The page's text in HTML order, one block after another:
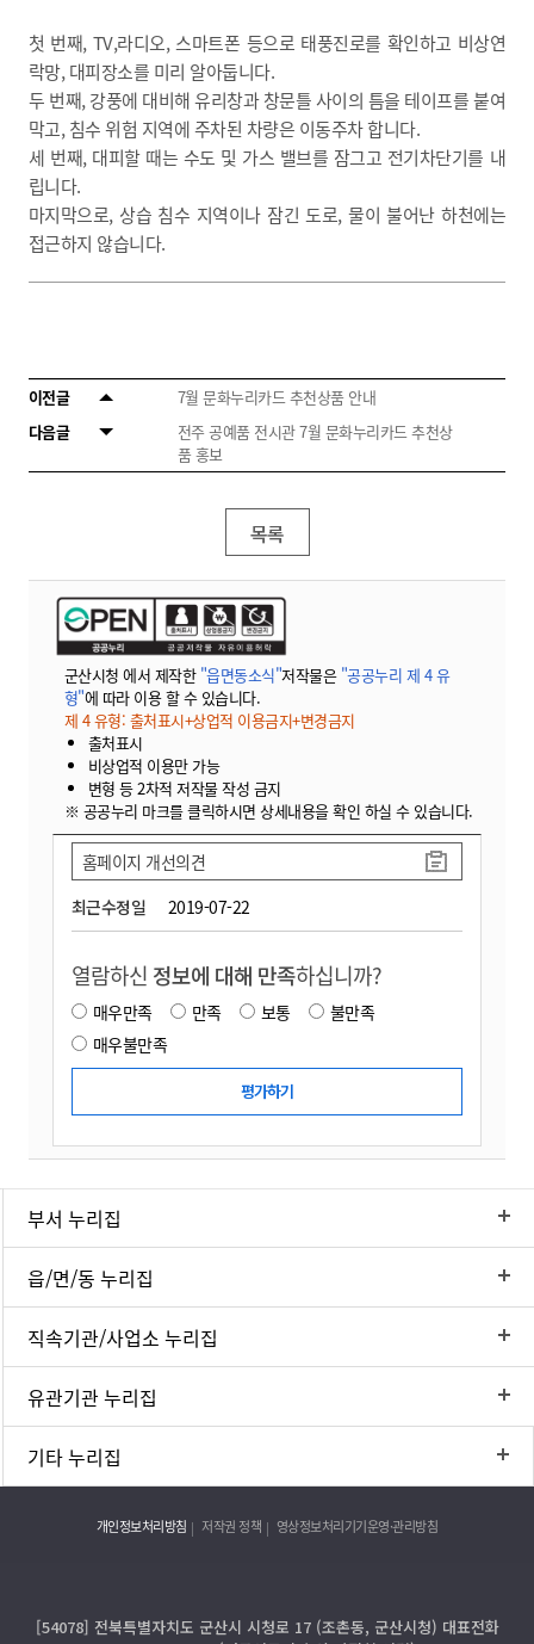
첫 번째, TV,라디오, 스마트폰 등으로 태풍진로를 확인하고 비상연
락망, 대피장소를 미리 알아둡니다.
두 번째, 강풍에 대비해 유리창과 창문틀 사이의 틈을 테이프를 붙여
막고, 침수 위험 지역에 주차된 차량은 이동주차 합니다.
세 번째, 대피할 때는 수도 및 가스 밸브를 잠그고 전기차단기를 내
립니다.
마지막으로, 상습 침수 지역이나 잠긴 도로, 물이 불어난 하천에는
접근하지 않습니다.
이전글
7월 문화누리카드 추천상품 안내
다음글
전주 공예품 전시관 7월 문화누리카드 추천상
품 홍보
목록
군산시청 에서 제작한 "읍면동소식"저작물은 "공공누리 제 4 유
형"에 따라 이용 할 수 있습니다.
제 4 유형: 출처표시+상업적 이용금지+변경금지
출처표시
비상업적 이용만 가능
변형 등 2차적 저작물 작성 금지
※ 공공누리 마크를 클릭하시면 상세내용을 확인 하실 수 있습니다.
최근수정일 2019-07-22
홈페이지 개선의견
열람하신 정보에 대해 만족하십니까?
매우만족 만족 보통
불만족
매우불만족
부서 누리집
읍/면/동 누리집
직속기관/사업소 누리집
유관기관 누리집
기타 누리집
개인정보처리방침 저작권 정책 영상정보처리기기운영·관리방침
[54078] 전북특별자치도 군산시 시청로 17 (조촌동, 군산시청) 대표전화